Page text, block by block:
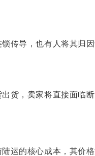
传导，也有人将其归
货，卖家将直接面临
运的核心成本，其价